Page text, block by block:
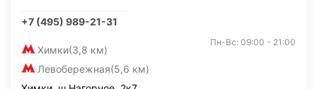
+7 (495) 989-21-31
Химки(3,8 км)
Левобережная(5,6 км)
Пн-Вс: 09:00 - 21:00